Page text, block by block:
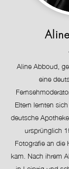
Aline Abboud,
eine
Eltern lernten
deutsche
ursprünglich
Fotografie an
kam. Nach ihrem